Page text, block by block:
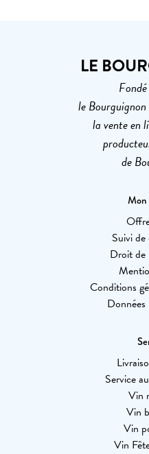
LE
le Bourguignon
la vente en
de
Mon
Suivi
Droit de
Conditions
Données
Service
Vin
Vin
Vin
Vin